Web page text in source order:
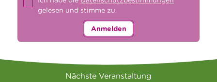
gelesen und stimme zu.
Anmelden
Nächste Veranstaltung